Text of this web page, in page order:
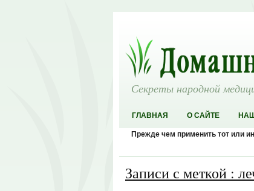
Секреты народной
ГЛАВНАЯ О САЙТЕ
Прежде чем применить тот или
Записи с меткой :